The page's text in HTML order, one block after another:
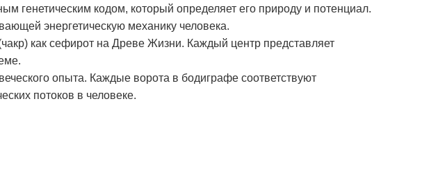
генетическим кодом, который определяет его природу и потенциал.
энергетическую механику человека.
как сефирот на Древе Жизни. Каждый центр представляет
опыта. Каждые ворота в бодиграфе соответствуют
потоков в человеке.